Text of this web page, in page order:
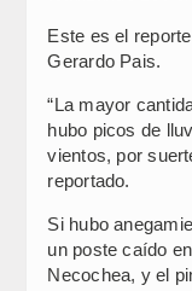
Este es el
Gerardo Pais.
“La mayor
hubo picos de
vientos, por
reportado.
Si hubo
un poste caído
Necochea, y el